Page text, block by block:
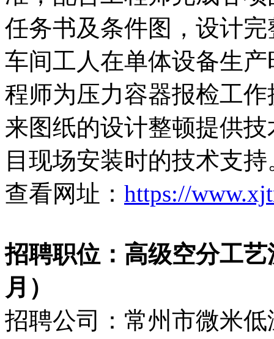
任务书及条件图，设计
车间工人在单体设备生
程师为压力容器报检工
来图纸的设计整顿提供
目现场安装时的技术支持
查看网址： https://
招聘职位：高级空分工艺
月）
招聘公司：常州市微米